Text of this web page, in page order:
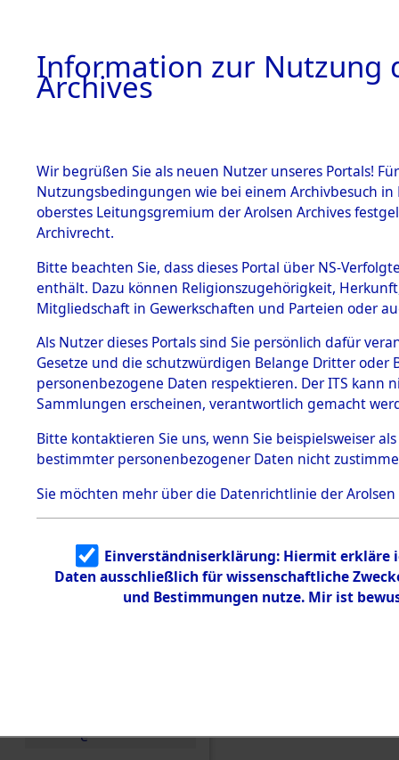
BESTÄNDE
1.
mente
5. Verschiedenes
5.3
Todesmärsche
5.3.1 Alliierte
Erhebungen
zu
Todesmärsch
en
5.3.2
Identifizierun
g
5.3.3
Todesmärsch
e
und
0055
Information zur Nutzung
Archives
Wir begrüßen Sie als neuen Nutzer unseres Portals!
Nutzungsbedingungen wie bei einem Archivbesuch
oberstes Leitungsgremium der Arolsen Archives
Archivrecht.
Bitte beachten Sie, dass dieses Portal über NS-
enthält. Dazu können Religionszugehörigkeit,
Mitgliedschaft in Gewerkschaften und Parteien oder
Als Nutzer dieses Portals sind Sie persönlich dafür
Gesetze und die schutzwürdigen Belange Dritter
personenbezogene Daten respektieren. Der ITS
Sammlungen erscheinen, verantwortlich gemacht
Bitte kontaktieren Sie uns, wenn Sie beispielsweiser
bestimmter personenbezogener Daten nicht
Sie möchten mehr über die Datenrichtlinie der Arolsen
Einverständniserklärung: Hiermit erkläre
Daten ausschließlich für wissenschaftliche
und Bestimmungen nutze. Mir ist